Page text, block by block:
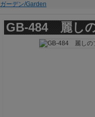
ガーデン/Garden
GB-484 麗し